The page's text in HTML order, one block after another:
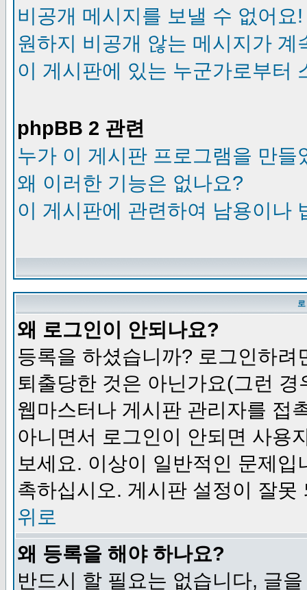
비공개 메시지를 보낼 수 없어요!
원하지 비공개 않는 메시지가 계
이 게시판에 있는 누군가로부터
phpBB 2 관련
누가 이 게시판 프로그램을 만들
왜 이러한 기능은 없나요?
이 게시판에 관련하여 남용이나
왜 로그인이 안되나요?
등록을 하셨습니까? 로그인하
퇴출당한 것은 아닌가요(그런
웹마스터나 게시판 관리자를 접
아니면서 로그인이 안되면 사용
보세요. 이상이 일반적인 문제
촉하십시오. 게시판 설정이 잘못
위로
왜 등록을 해야 하나요?
반드시 할 필요는 없습니다, 글